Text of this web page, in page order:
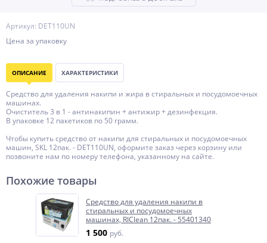
Артикул: DET110UN
Цена за упаковку
ОПИСАНИЕ ХАРАКТЕРИСТИКИ
Средство для удаления накипи и жира в стиральных и посудомоечных
машинах.
Очиститель 3 в 1 - антинакипин + антижир + дезинфекция.
В упаковке 12 пакетиков по 50 грамм.
Чтобы купить средство от накипи для стиральных и посудомоечных
машин, SKL 12пак. - DET110UN, оформите заказ через корзину или
позвоните нам по номеру телефона, указанному на сайте.
Похожие товары
Средство для удаления накипи в
стиральных и посудомоечных
машинах, RIClean 12пак. - 55401340
1 500 руб.